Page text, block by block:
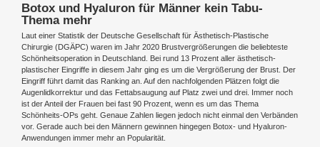
Botox und Hyaluron für Männer kein Tabu-
Thema mehr
Laut einer Statistik der Deutsche Gesellschaft für Ästhetisch-Plastische
Chirurgie (DGÄPC) waren im Jahr 2020 Brustvergrößerungen die beliebteste
Schönheitsoperation in Deutschland. Bei rund 13 Prozent aller ästhetisch-
plastischer Eingriffe in diesem Jahr ging es um die Vergrößerung der Brust. Der
Eingriff führt damit das Ranking an. Auf den nachfolgenden Plätzen folgt die
Augenlidkorrektur und das Fettabsaugung auf Platz zwei und drei. Immer noch
ist der Anteil der Frauen bei fast 90 Prozent, wenn es um das Thema
Schönheits-OPs geht. Genaue Zahlen liegen jedoch nicht einmal den Verbänden
vor. Gerade auch bei den Männern gewinnen hingegen Botox- und Hyaluron-
Anwendungen immer mehr an Popularität.